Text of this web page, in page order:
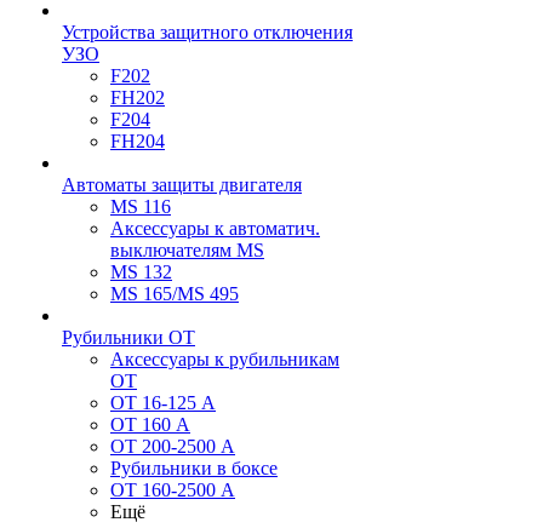
Устройства защитного отключения
УЗО
F202
FH202
F204
FH204
Автоматы защиты двигателя
MS 116
Аксессуары к автоматич.
выключателям MS
MS 132
MS 165/MS 495
Рубильники ОТ
Аксессуары к рубильникам
OT
OT 16-125 А
OT 160 А
OT 200-2500 А
Рубильники в боксе
OT 160-2500 А
Ещё